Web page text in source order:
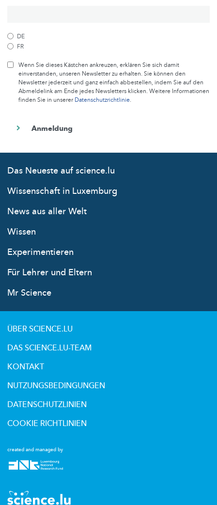
DE
FR
Wenn Sie dieses Kästchen ankreuzen, erklären Sie sich damit
einverstanden, unseren Newsletter zu erhalten. Sie können den
Newsletter jederzeit und ganz einfach abbestellen, indem Sie auf den
Abmeldelink am Ende jedes Newsletters klicken. Weitere Informationen
finden Sie in unsererDatenschutzrichtlinie.
Das Neueste auf science.lu
Wissenschaft in Luxemburg
News aus aller Welt
Wissen
Experimentieren
Für Lehrer und Eltern
Mr Science
created and managed by
ÜBER SCIENCE.LU
DAS SCIENCE.LU-TEAM
KONTAKT
NUTZUNGSBEDINGUNGEN
DATENSCHUTZLINIEN
COOKIE RICHTLINIEN